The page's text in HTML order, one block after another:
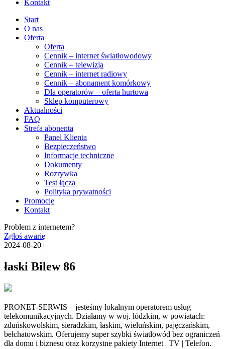
Kontakt
Start
O nas
Oferta
Oferta
Cennik – internet światłowodowy
Cennik – telewizja
Cennik – internet radiowy
Cennik – abonament komórkowy
Dla operatorów – oferta hurtowa
Sklep komputerowy
Aktualności
FAQ
Strefa abonenta
Panel Klienta
Bezpieczeństwo
Informacje techniczne
Dokumenty
Rozrywka
Test łącza
Polityka prywatności
Promocje
Kontakt
Problem z internetem?
Zgłoś awarię
2024-08-20 |
łaski Bilew 86
PRONET-SERWIS – jesteśmy lokalnym operatorem usług
telekomunikacyjnych. Działamy w woj. łódzkim, w powiatach:
zduńskowolskim, sieradzkim, łaskim, wieluńskim, pajęczańskim,
bełchatowskim. Oferujemy super szybki światłowód bez ograniczeń
dla domu i biznesu oraz korzystne pakiety Internet | TV | Telefon.